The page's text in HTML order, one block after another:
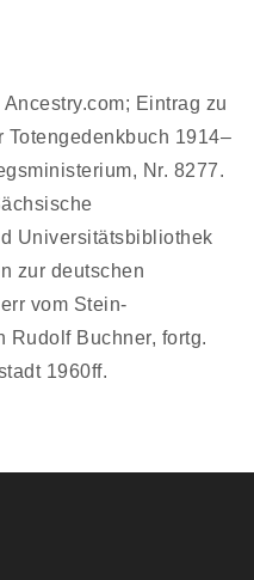
Eintrag zu
1914–
Nr. 8277.
Universitätsbibliothek
zur deutschen
vom Stein-
Rudolf Buchner, fortg.
1960ff.